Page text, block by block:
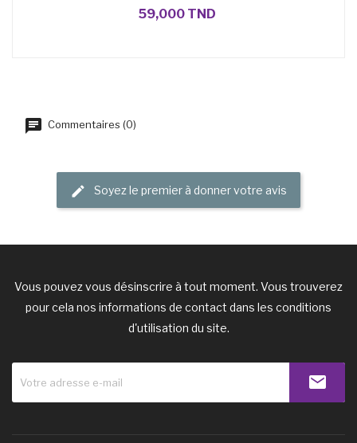
59,000 TND
Commentaires (0)
Soyez le premier à donner votre avis
Vous pouvez vous désinscrire à tout moment. Vous trouverez
pour cela nos informations de contact dans les conditions
d'utilisation du site.